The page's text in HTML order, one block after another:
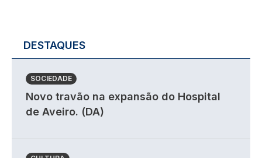
DESTAQUES
SOCIEDADE
Novo travão na expansão do Hospital
de Aveiro. (DA)